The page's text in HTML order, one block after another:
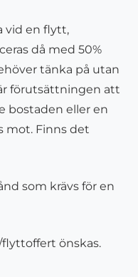
vid en flytt,
då med 50%
tänka på utan
förutsättningen att
bostaden eller en
mot. Finns det
som krävs för en
önskas.